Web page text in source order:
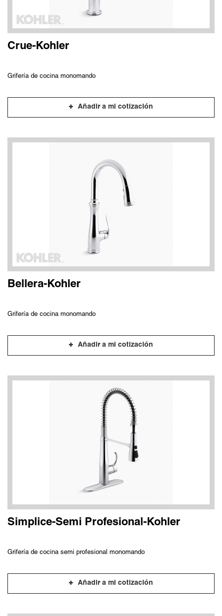
Crue-Kohler
Grifería de cocina monomando
Añadir a mi cotización
Bellera-Kohler
Grifería de cocina monomando
Añadir a mi cotización
Simplice-Semi Profesional-Kohler
Grifería de cocina semi profesional monomando
Añadir a mi cotización